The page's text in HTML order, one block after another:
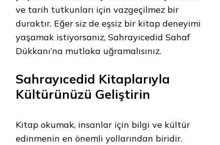
ve tarih tutkunları için vazgeçilmez bir
duraktır. Eğer siz de eşsiz bir kitap deneyimi
yaşamak istiyorsanız, Sahrayıcedid Sahaf
Dükkanı’na mutlaka uğramalısınız.
Sahrayıcedid Kitaplarıyla
Kültürünüzü Geliştirin
Kitap okumak, insanlar için bilgi ve kültür
edinmenin en önemli yollarından biridir.